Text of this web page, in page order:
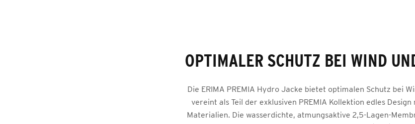
OPTIMALER SCHUTZ BEI WIND
Die ERIMA PREMIA Hydro Jacke bietet optimalen Schutz bei
vereint als Teil der exklusiven PREMIA Kollektion edles
Materialien. Die wasserdichte, atmungsaktive 2,5-Lagen-